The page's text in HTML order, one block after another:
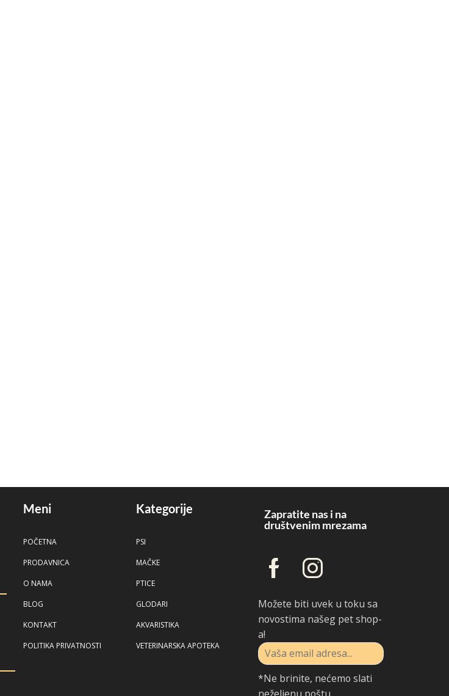
Meni
POČETNA
PRODAVNICA
O NAMA
BLOG
KONTAKT
POLITIKA PRIVATNOSTI
Kategorije
PSI
MAČKE
PTICE
GLODARI
AKVARISTIKA
VETERINARSKA APOTEKA
Zapratite nas i na
društvenim mrezama
Možete biti uvek u toku sa
novostima našeg pet shop-
a!
*Ne brinite, nećemo slati